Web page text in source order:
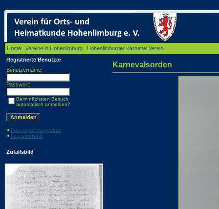
Home Vereine in Hohenlimburg Hohenlimburger Karneval Verein
Registrierte Benutzer
Benutzername:
Passwort:
Beim nächsten Besuch
automatisch anmelden?
» Password vergessen
» Registrierung
Zufallsbild
Karnevalsorden